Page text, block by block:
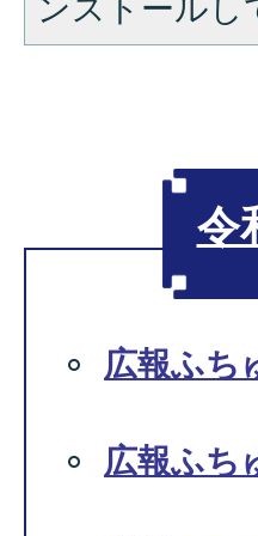
ンストールし
令
広報ふち
広報ふち